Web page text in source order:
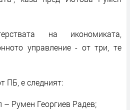
на икономиката,
управление - от три, те
ПБ, е следният:
Румен Георгиев Радев;